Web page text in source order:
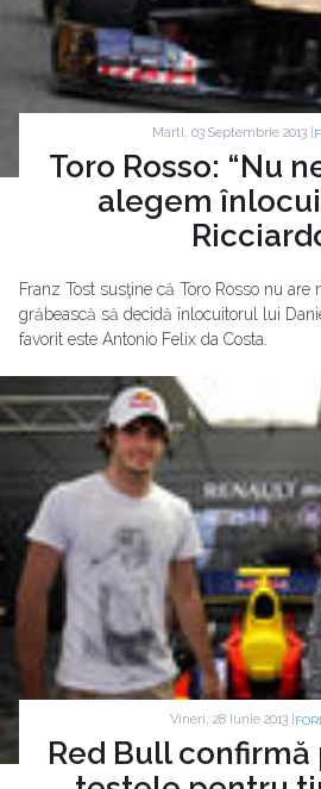
Marti, 03 Septembrie 2013 |
Toro Rosso: “Nu
alegem
Franz Tost susţine că Toro Rosso nu are
grăbească să decidă înlocuitorul lui
favorit este Antonio Felix da Costa.
Vineri, 28 Iunie 2013 |
Red Bull